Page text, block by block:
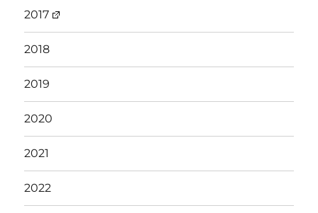
2017
2018
2019
2020
2021
2022